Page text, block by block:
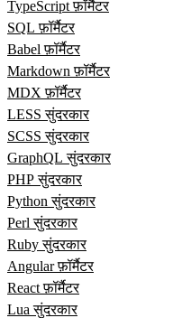
TypeScript फ़ॉर्मैटर
SQL फ़ॉर्मैटर
Babel फ़ॉर्मैटर
Markdown फ़ॉर्मैटर
MDX फ़ॉर्मैटर
LESS सुंदरकार
SCSS सुंदरकार
GraphQL सुंदरकार
PHP सुंदरकार
Python सुंदरकार
Perl सुंदरकार
Ruby सुंदरकार
Angular फ़ॉर्मैटर
React फ़ॉर्मैटर
Lua सुंदरकार